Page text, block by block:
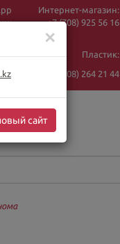
Интернет-магазин:
+7 (708) 925 56 16
Пластик:
+7 (708) 264 21 44
✕
сайт